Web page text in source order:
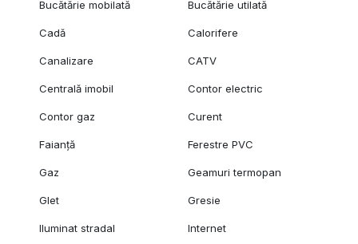
Bucătărie mobilată Bucătărie utilată
Cadă Calorifere
Canalizare CATV
Centrală imobil Contor electric
Contor gaz Curent
Faianță Ferestre PVC
Gaz Geamuri termopan
Glet Gresie
Iluminat stradal Internet